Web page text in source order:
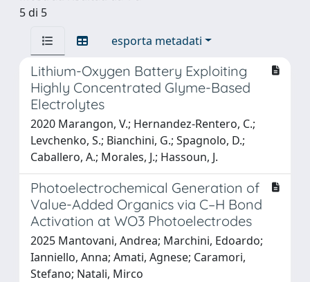
5 di 5
esporta metadati
Lithium-Oxygen Battery Exploiting
Highly Concentrated Glyme-Based
Electrolytes
2020 Marangon, V.; Hernandez-Rentero, C.;
Levchenko, S.; Bianchini, G.; Spagnolo, D.;
Caballero, A.; Morales, J.; Hassoun, J.
Photoelectrochemical Generation of
Value-Added Organics via C–H Bond
Activation at WO3 Photoelectrodes
2025 Mantovani, Andrea; Marchini, Edoardo;
Ianniello, Anna; Amati, Agnese; Caramori,
Stefano; Natali, Mirco